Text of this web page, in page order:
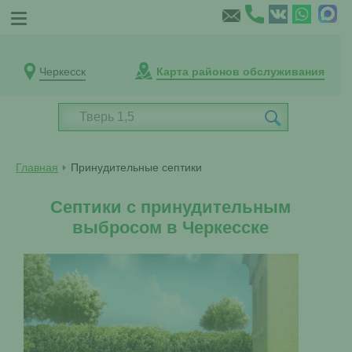
Черкесск Карта районов обслуживания
Главная Принудительные септики
Септики с принудительным
выбросом в Черкесске